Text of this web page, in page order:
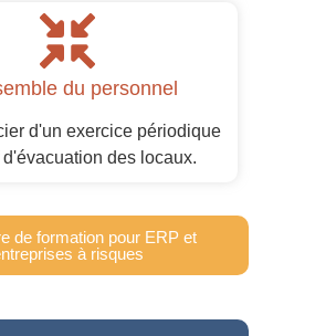
du personnel
d'un exercice périodique
des locaux.
de formation pour ERP et
à risques